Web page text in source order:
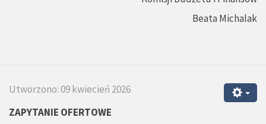
Beata Michalak
Utworzono: 09 kwiecień 2026
ZAPYTANIE OFERTOWE